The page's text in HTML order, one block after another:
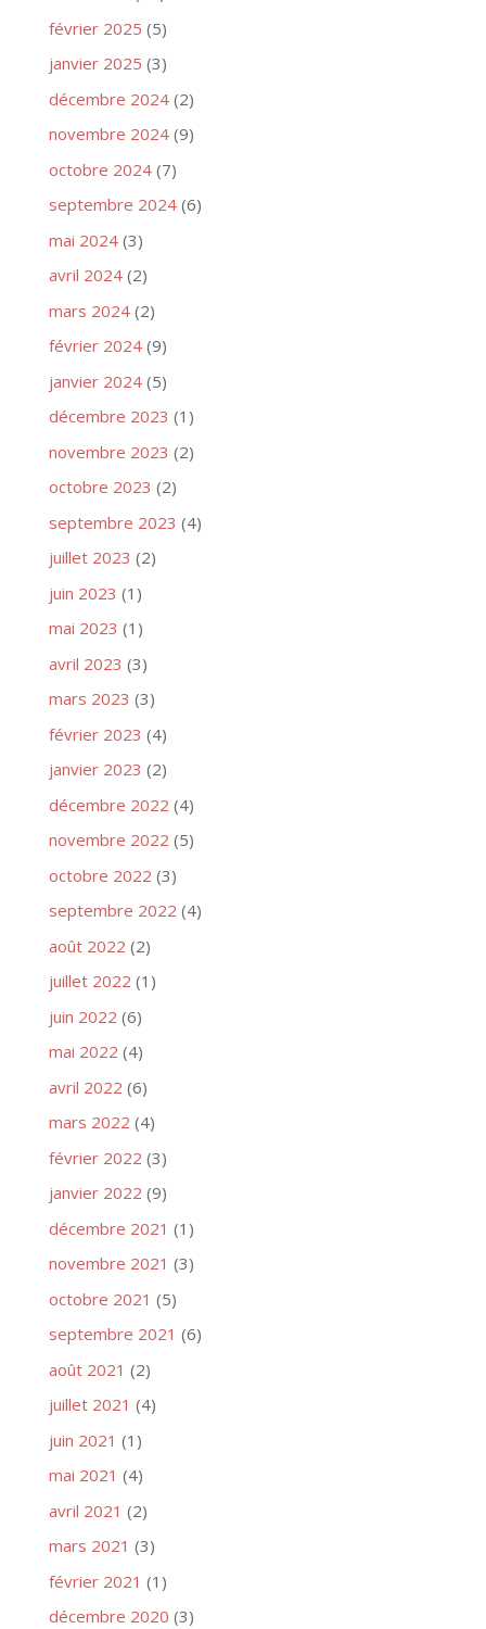
février 2025 (5)
janvier 2025 (3)
décembre 2024(2)
novembre 2024(9)
octobre 2024(7)
septembre 2024(6)
mai 2024(3)
avril 2024(2)
mars 2024(2)
février 2024(9)
janvier 2024(5)
décembre 2023 (1)
novembre 2023 (2)
octobre 2023 (2)
septembre 2023 (4)
juillet 2023 (2)
juin 2023 (1)
mai 2023 (1)
avril 2023 (3)
mars 2023 (3)
février 2023 (4)
janvier 2023 (2)
décembre 2022 (4)
novembre 2022 (5)
octobre 2022 (3)
septembre 2022 (4)
août 2022 (2)
juillet 2022 (1)
juin 2022 (6)
mai 2022 (4)
avril 2022 (6)
mars 2022 (4)
février 2022 (3)
janvier 2022 (9)
décembre 2021 (1)
novembre 2021 (3)
octobre 2021 (5)
septembre 2021 (6)
août 2021 (2)
juillet 2021 (4)
juin 2021 (1)
mai 2021 (4)
avril 2021 (2)
mars 2021 (3)
février 2021 (1)
décembre 2020 (3)